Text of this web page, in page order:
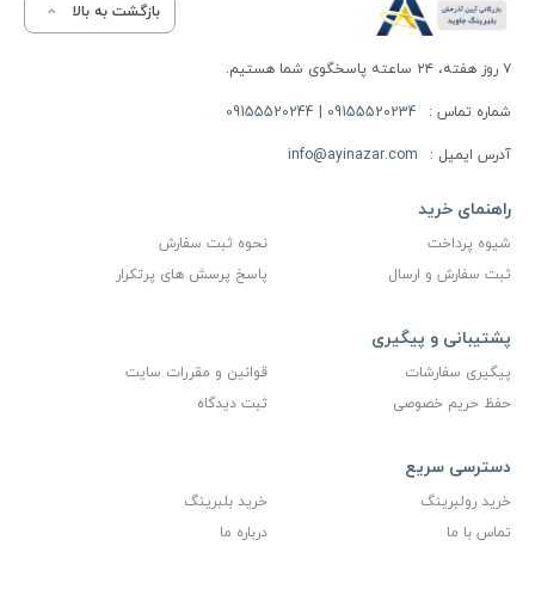
بازگشت به بالا
۷ روز هفته، ۲۴ ساعته پاسخگوی شما هستیم.
شماره تماس : 09155520234 | 09155520244
آدرس ایمیل : info@ayinazar.com
راهنمای خرید
شیوه پرداخت
نحوه ثبت سفارش
ثبت سفارش و ارسال
پاسخ پرسش های پرتکرار
پشتیبانی و پیگیری
پیگیری سفارشات
قوانین و مقررات سایت
حفظ حریم خصوصی
ثبت دیدگاه
دسترسی سریع
خرید رولبرینگ
خرید بلبرینگ
تماس با ما
درباره ما